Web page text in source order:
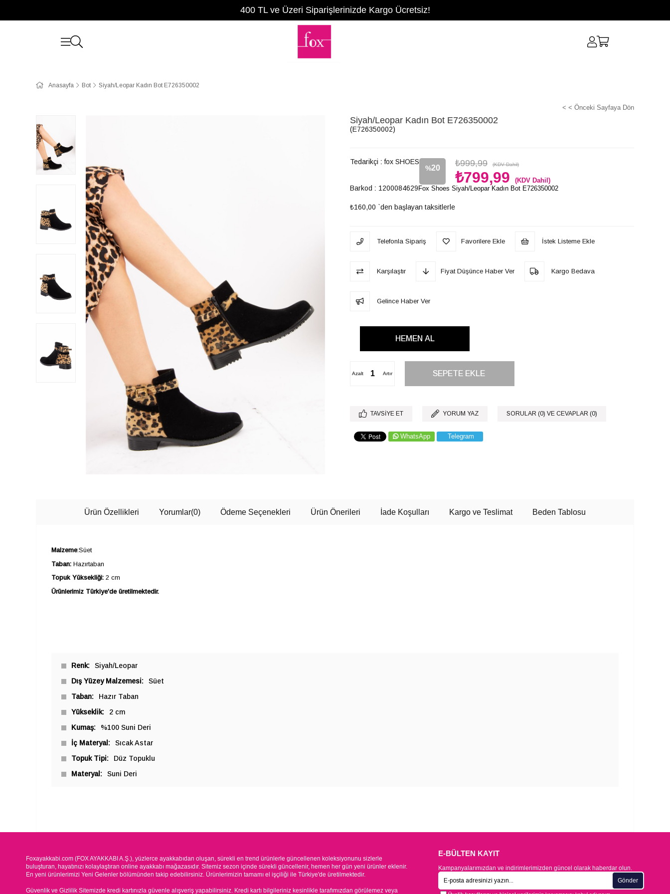
400 TL ve Üzeri Siparişlerinizde Kargo Ücretsiz!
Anasayfa Bot Siyah/Leopar Kadın Bot E726350002
< < Önceki Sayfaya Dön
Siyah/Leopar Kadın Bot E726350002
(E726350002)
Tedarikçi : fox SHOES
%20
İndirim
₺999,99 (KDV Dahil)
₺799,99 (KDV Dahil)
Barkod : 1200084629
₺160,00 `den başlayan taksitlerle
Fox Shoes Siyah/Leopar Kadın Bot E726350002
Telefonla Sipariş Favorilere Ekle İstek Listeme Ekle
Karşılaştır Fiyat Düşünce Haber Ver Kargo Bedava
Gelince Haber Ver
Artır
Azalt
TAVSIYE ET YORUM YAZ SORULAR (0) VE CEVAPLAR (0)
WhatsApp Telegram
Ürün Özellikleri Yorumlar(0) Ödeme Seçenekleri Ürün Önerileri İade Koşulları Kargo ve Teslimat Beden Tablosu
Malzeme:Süet
Taban: Hazırtaban
Topuk Yüksekliği: 2 cm
Ürünlerimiz Türkiye'de üretilmektedir.
Renk
Siyah/Leopar
Dış Yüzey Malzemesi
Süet
Taban
Hazır Taban
Yükseklik
2 cm
Kumaş
%100 Suni Deri
İç Materyal
Sıcak Astar
Topuk Tipi
Düz Topuklu
Materyal
Suni Deri
Foxayakkabi.com (FOX AYAKKABI A.Ş.), yüzlerce ayakkabıdan oluşan, sürekli en trend ürünlerle güncellenen koleksiyonunu sizlerle
buluşturan, hayatınızı kolaylaştıran online ayakkabı mağazasıdır. Sitemiz sezon içinde sürekli güncellenir, hemen her gün yeni ürünler eklenir.
En yeni ürünlerimizi Yeni Gelenler bölümünden takip edebilirsiniz. Ürünlerimizin tamamı el işçiliği ile Türkiye'de üretilmektedir.
Güvenlik ve Gizlilik Sitemizde kredi kartınızla güvenle alışveriş yapabilirsiniz. Kredi kartı bilgileriniz kesinlikle tarafımızdan görülemez veya
E-BÜLTEN KAYIT
Kampanyalarımızdan ve indirimlerimizden güncel olarak haberdar olun.
Gönder